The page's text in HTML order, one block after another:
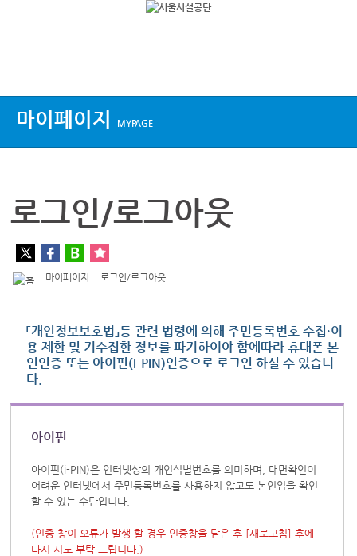
마이페이지 MYPAGE
로그인/로그아웃
마이페이지 로그인/로그아웃
「개인정보보호법」등 관련 법령에 의해 주민등록번호 수집·이
용 제한 및 기수집한 정보를 파기하여야 함에따라 휴대폰 본
인인증 또는 아이핀(I-PIN)인증으로 로그인 하실 수 있습니
다.
아이핀
아이핀(i-PIN)은 인터넷상의 개인식별번호를 의미하며, 대면확인이
어려운 인터넷에서 주민등록번호를 사용하지 않고도 본인임을 확인
할 수 있는 수단입니다.
(인증 창이 오류가 발생 할 경우 인증창을 닫은 후 [새로고침] 후에
다시 시도 부탁 드립니다.)